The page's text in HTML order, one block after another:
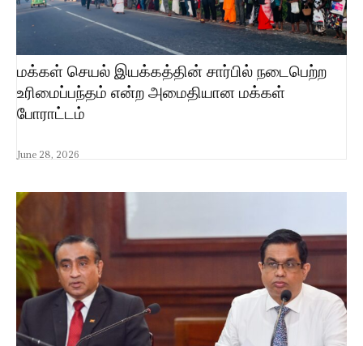
மக்கள் செயல் இயக்கத்தின் சார்பில் நடைபெற்ற
உரிமைப்பந்தம் என்ற அமைதியான மக்கள்
போராட்டம்
June 28, 2026